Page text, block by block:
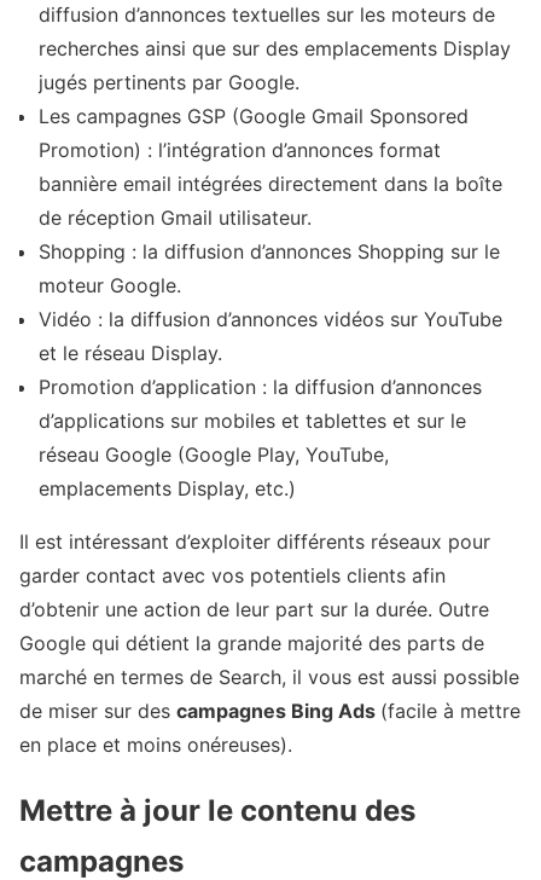
diffusion d’annonces textuelles sur les moteurs de
recherches ainsi que sur des emplacements Display
jugés pertinents par Google.
Les campagnes GSP (Google Gmail Sponsored
Promotion) : l’intégration d’annonces format
bannière email intégrées directement dans la boîte
de réception Gmail utilisateur.
Shopping : la diffusion d’annonces Shopping sur le
moteur Google.
Vidéo : la diffusion d’annonces vidéos sur YouTube
et le réseau Display.
Promotion d’application : la diffusion d’annonces
d’applications sur mobiles et tablettes et sur le
réseau Google (Google Play, YouTube,
emplacements Display, etc.)
Il est intéressant d’exploiter différents réseaux pour
garder contact avec vos potentiels clients afin
d’obtenir une action de leur part sur la durée. Outre
Google qui détient la grande majorité des parts de
marché en termes de Search, il vous est aussi possible
de miser sur des campagnes Bing Ads (facile à mettre
en place et moins onéreuses).
Mettre à jour le contenu des
campagnes